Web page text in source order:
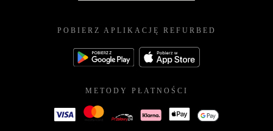
POBIERZ APLIKACJĘ REFURBED
METODY PŁATNOŚCI